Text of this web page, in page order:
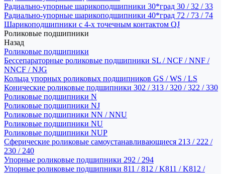
Радиально-упорные шарикоподшипники 30*град 30 / 32 / 33
Радиально-упорные шарикоподшипники 40*град 72 / 73 / 74
Шарикоподшипники с 4-х точечным контактом QJ
Роликовые подшипники
Назад
Роликовые подшипники
Бессепараторные роликовые подшипники SL / NCF / NNF /
NNCF / NJG
Кольца упорных роликовых подшипников GS / WS / LS
Конические роликовые подшипники 302 / 313 / 320 / 322 / 330
Роликовые подшипники N
Роликовые подшипники NJ
Роликовые подшипники NN / NNU
Роликовые подшипники NU
Роликовые подшипники NUP
Сферические роликовые самоустанавливающиеся 213 / 222 /
230 / 240
Упорные роликовые подшипники 292 / 294
Упорные роликовые подшипники 811 / 812 / K811 / K812 /